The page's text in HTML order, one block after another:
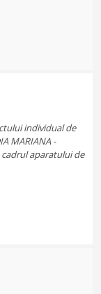
individual de
MARIANA -
aparatului de